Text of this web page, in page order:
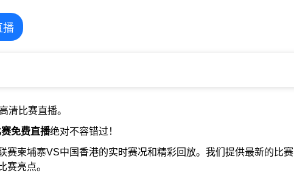
播
清比赛直播。
免费直播绝对不容错过！
赛柬埔寨VS中国香港的实时赛况和精彩回放。我们提供最新的比赛
赛亮点。